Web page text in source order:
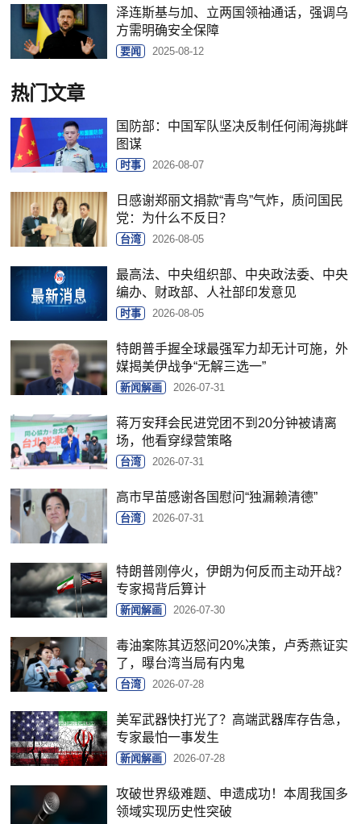
泽连斯基与加、立两国领袖通话，强调乌
方需明确安全保障
要闻 2025-08-12
热门文章
国防部：中国军队坚决反制任何闹海挑衅
图谋
时事 2026-08-07
日感谢郑丽文捐款“青鸟”气炸，质问国民
党：为什么不反日？
台湾 2026-08-05
最高法、中央组织部、中央政法委、中央
编办、财政部、人社部印发意见
时事 2026-08-05
特朗普手握全球最强军力却无计可施，外
媒揭美伊战争“无解三选一”
新闻解画 2026-07-31
蒋万安拜会民进党团不到20分钟被请离
场，他看穿绿营策略
台湾 2026-07-31
高市早苗感谢各国慰问“独漏赖清德”
台湾 2026-07-31
特朗普刚停火，伊朗为何反而主动开战？
专家揭背后算计
新闻解画 2026-07-30
毒油案陈其迈怒问20%决策，卢秀燕证实
了，曝台湾当局有内鬼
台湾 2026-07-28
美军武器快打光了？高端武器库存告急，
专家最怕一事发生
新闻解画 2026-07-28
攻破世界级难题、申遗成功！本周我国多
领域实现历史性突破